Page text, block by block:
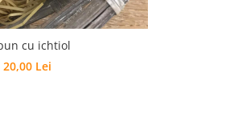
cu ichtiol
20,00 Lei